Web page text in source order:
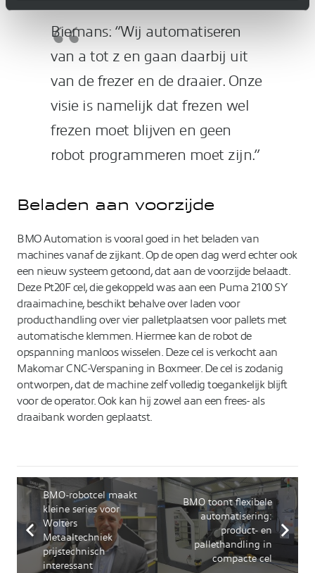
Biemans: “Wij automatiseren
van a tot z en gaan daarbij uit
van de frezer en de draaier. Onze
visie is namelijk dat frezen wel
frezen moet blijven en geen
robot programmeren moet zijn.”
Beladen aan voorzijde
BMO Automation is vooral goed in het beladen van
machines vanaf de zijkant. Op de open dag werd echter ook
een nieuw systeem getoond, dat aan de voorzijde belaadt.
Deze Pt20F cel, die gekoppeld was aan een Puma 2100 SY
draaimachine, beschikt behalve over laden voor
producthandling over vier palletplaatsen voor pallets met
automatische klemmen. Hiermee kan de robot de
opspanning manloos wisselen. Deze cel is verkocht aan
Makomar CNC-Verspaning in Boxmeer. De cel is zodanig
ontworpen, dat de machine zelf volledig toegankelijk blijft
voor de operator. Ook kan hij zowel aan een frees- als
draaibank worden geplaatst.
BMO-robotcel maakt
kleine series voor
Wolters
Metaaltechniek
prijstechnisch
interessant
BMO toont flexibele
automatisering:
product- en
pallethandling in
compacte cel